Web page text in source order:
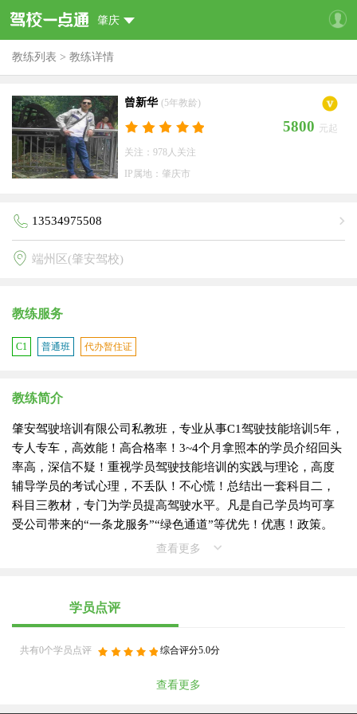
肇庆
教练列表 > 教练详情
曾新华 (5年教龄)
5800 元起
关注：978人关注
IP属地：肇庆市
13534975508
端州区(肇安驾校)
教练服务
C1 普通班 代办暂住证
教练简介
肇安驾驶培训有限公司私教班，专业从事C1驾驶技能培训5年，
专人专车，高效能！高合格率！3~4个月拿照本的学员介绍回头
率高，深信不疑！重视学员驾驶技能培训的实践与理论，高度
辅导学员的考试心理，不丢队！不心慌！总结出一套科目二，
科目三教材，专门为学员提高驾驶水平。凡是自己学员均可享
受公司带来的“一条龙服务”“绿色通道”等优先！优惠！政策。
查看更多
学员点评
共有0个学员点评 综合评分5.0分
查看更多